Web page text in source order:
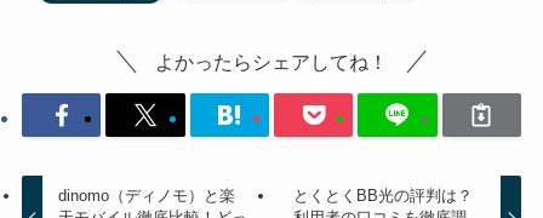
よかったらシェアしてね！
dinomo（ディノモ）と楽
とくとくBB光の評判は？